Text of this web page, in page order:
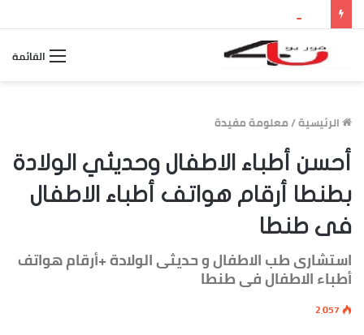
القائمة
الرئيسية/معلومة مفيدة
أحسن أطباء الاطفال وحديثي الولادة
بطنطا أرقام هواتف أطباء الاطفال
فى طنطا
استشارى طب الاطفال و حديثى الولادة +أرقام هواتف
أطباء الاطفال فى طنطا
2٬057